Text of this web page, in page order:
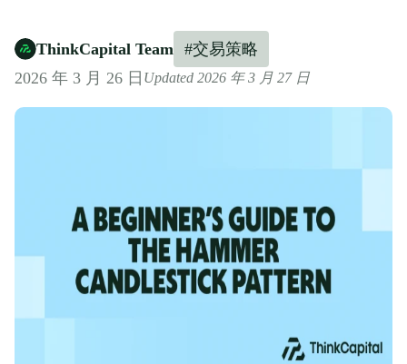
ThinkCapital Team #交易策略
2026 年 3 月 26 日 Updated 2026 年 3 月 27 日